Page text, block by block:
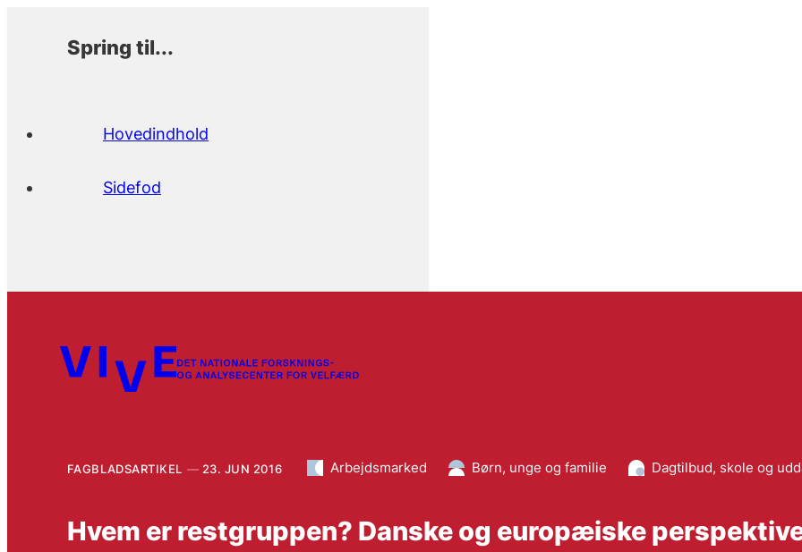
Spring til...
Hovedindhold
Sidefod
FAGBLADSARTIKEL 23. JUN 2016 Arbejdsmarked Børn, unge og familie Dagtilbud, skole og
Hvem er restgruppen? Danske og europæiske